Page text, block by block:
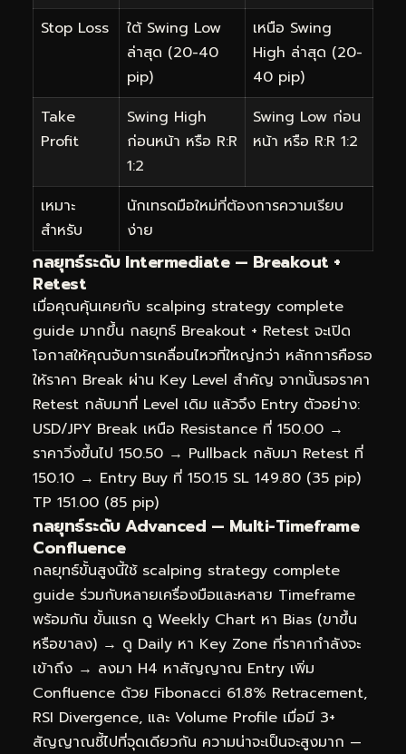
Stop Loss
ใต้ Swing Low
ล่าสุด (20-40
pip)
เหนือ Swing
High ล่าสุด (20-
40 pip)
Take
Profit
Swing High
ก่อนหน้า หรือ R:R
1:2
Swing Low ก่อน
หน้า หรือ R:R 1:2
เหมาะ
สำหรับ
นักเทรดมือใหม่ที่ต้องการความเรียบ
ง่าย
กลยุทธ์ระดับ Intermediate — Breakout +
Retest
เมื่อคุณคุ้นเคยกับ scalping strategy complete
guide มากขึ้น กลยุทธ์ Breakout + Retest จะเปิด
โอกาสให้คุณจับการเคลื่อนไหวที่ใหญ่กว่า หลักการคือรอ
ให้ราคา Break ผ่าน Key Level สำคัญ จากนั้นรอราคา
Retest กลับมาที่ Level เดิม แล้วจึง Entry ตัวอย่าง:
USD/JPY Break เหนือ Resistance ที่ 150.00 →
ราคาวิ่งขึ้นไป 150.50 → Pullback กลับมา Retest ที่
150.10 → Entry Buy ที่ 150.15 SL 149.80 (35 pip)
TP 151.00 (85 pip)
กลยุทธ์ระดับ Advanced — Multi-Timeframe
Confluence
กลยุทธ์ขั้นสูงนี้ใช้ scalping strategy complete
guide ร่วมกับหลายเครื่องมือและหลาย Timeframe
พร้อมกัน ขั้นแรก ดู Weekly Chart หา Bias (ขาขึ้น
หรือขาลง) → ดู Daily หา Key Zone ที่ราคากำลังจะ
เข้าถึง → ลงมา H4 หาสัญญาณ Entry เพิ่ม
Confluence ด้วย Fibonacci 61.8% Retracement,
RSI Divergence, และ Volume Profile เมื่อมี 3+
สัญญาณชี้ไปที่จุดเดียวกัน ความน่าจะเป็นจะสูงมาก —